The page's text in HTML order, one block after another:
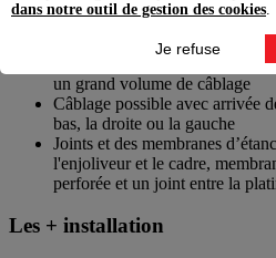
Avantages
Mise en oeuvre simplifiée : la
un grand volume de câblage
Câblage possible avec arrivée
bas, la droite ou la gauche
Joints et des membranes
l'enjoliveur et le cadre,
perforée et un joint entre la
Les + installation
dans notre outil de gestion des cookies.
Je refuse